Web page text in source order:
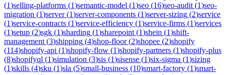
(1)selling-platforms (1)semantic-model (1)seo (16)seo-audit (1)seo-
migration (1)server(1)server-components (1)server-sizing (2)service
(1)service-contracts (1)service-efficiency (1)service-firms (1)services
(1)setup (2)sgk (1)sharding (1)sharepoint (1)shein (1)shift-
management (3)shipping (4)shop-floor(2)shopee (2)shopify
(114)shopify-api (1)shopify-flow (1)shopify-partners (1)shopify-plus
(8)shopifyql (1)simulation (3)sis (1)sisense (1)six-sigma (1)sizing
(1)skills (4)sku (1)sla (5)small-business (10)smart-factory (1)smart-